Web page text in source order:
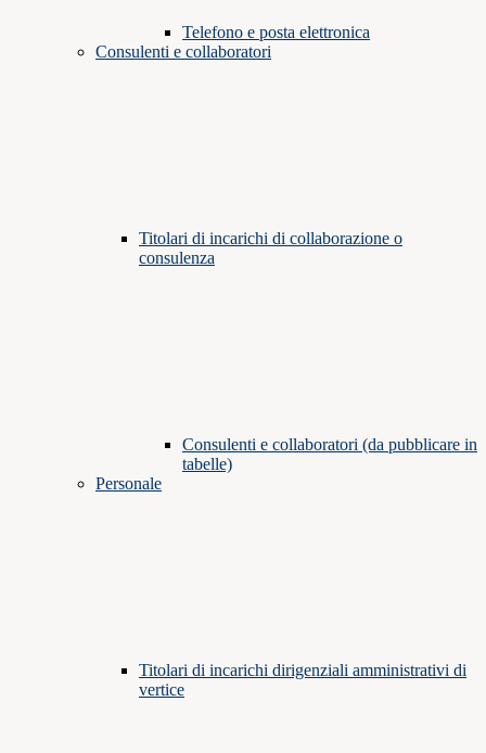
Telefono e posta elettronica
Consulenti e collaboratori
Titolari di incarichi di collaborazione o
consulenza
Consulenti e collaboratori (da pubblicare in
tabelle)
Personale
Titolari di incarichi dirigenziali amministrativi di
vertice